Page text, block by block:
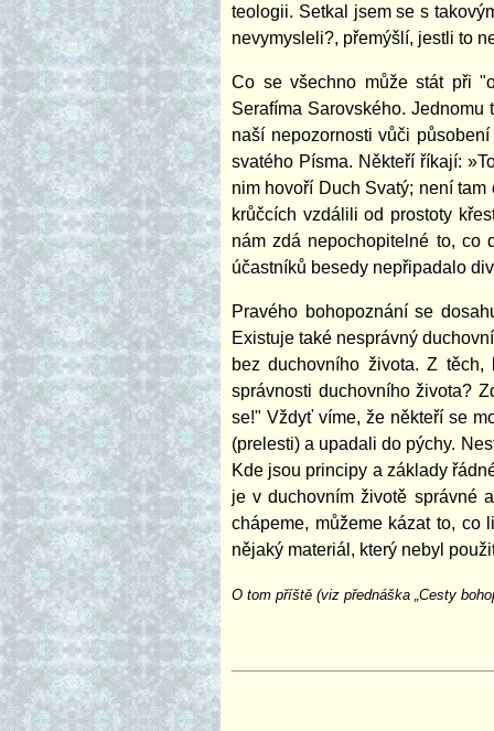
teologii. Setkal jsem se s
nevymysleli?, přemýšlí, jestli to
Co se všechno může stát při
Serafíma Sarovského.
naší nepozornosti vůči
svatého Písma. Někteří říkají:
nim hovoří Duch Svatý; není
krůčcích vzdálili od prostoty
nám zdá nepochopitelné to, co
účastníků besedy nepřipadalo
Pravého bohopoznání se
Existuje také nesprávný
bez duchovního života. Z
správnosti duchovního života?
se!" Vždyť víme, že někteří se
(prelesti) a upadali do pýchy.
Kde jsou principy a základy
je v duchovním životě správné
chápeme, můžeme kázat to, co
nějaký materiál, který nebyl
O tom příště (viz přednáška „Cesty